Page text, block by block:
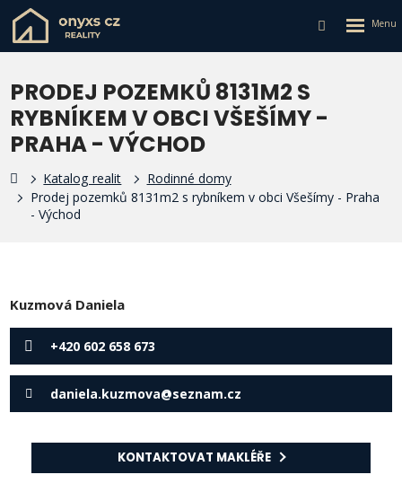
Vyhledávání
PRODEJ POZEMKŮ 8131M2 S
RYBNÍKEM V OBCI VŠEŠÍMY -
PRAHA - VÝCHOD
Katalog realit
Rodinné domy
Prodej pozemků 8131m2 s rybníkem v obci Všešímy - Praha
- Východ
Kuzmová Daniela
+420 602 658 673
daniela.kuzmova@seznam.cz
KONTAKTOVAT MAKLÉŘE